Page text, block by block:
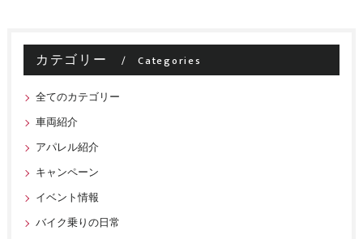
カテゴリー Categories
全てのカテゴリー
車両紹介
アパレル紹介
キャンペーン
イベント情報
バイク乗りの日常